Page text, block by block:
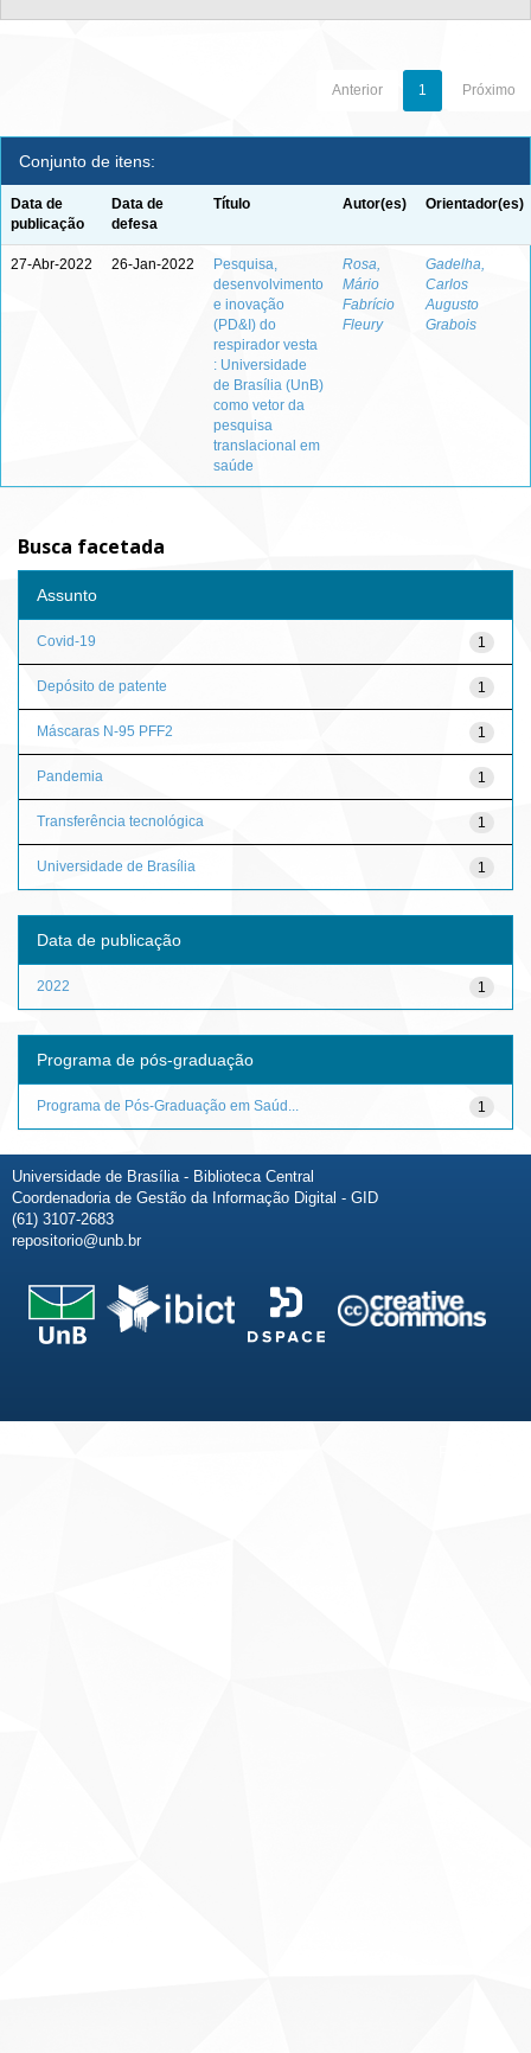
Anterior 1 Próximo
Conjunto de itens:
Data de
publicação
Data de
defesa
Título Autor(es) Orientador(es)
27-Abr-2022 26-Jan-2022
Pesquisa,
desenvolvimento
e inovação
(PD&I) do
respirador vesta
: Universidade
de Brasília (UnB)
como vetor da
pesquisa
translacional em
saúde
Rosa,
Mário
Fabrício
Fleury
Gadelha,
Carlos
Augusto
Grabois
Busca facetada
Assunto
1
Covid-19
1
Depósito de patente
1
Máscaras N-95 PFF2
1
Pandemia
1
Transferência tecnológica
1
Universidade de Brasília
Data de publicação
1
2022
Programa de pós-graduação
1
Programa de Pós-Graduação em Saúd...
Universidade de Brasília - Biblioteca Central
Coordenadoria de Gestão da Informação Digital - GID
(61) 3107-2683
repositorio@unb.br